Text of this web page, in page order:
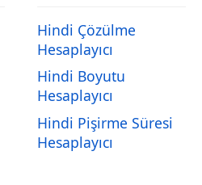
Hindi Çözülme
Hesaplayıcı
Hindi Boyutu
Hesaplayıcı
Hindi Pişirme Süresi
Hesaplayıcı